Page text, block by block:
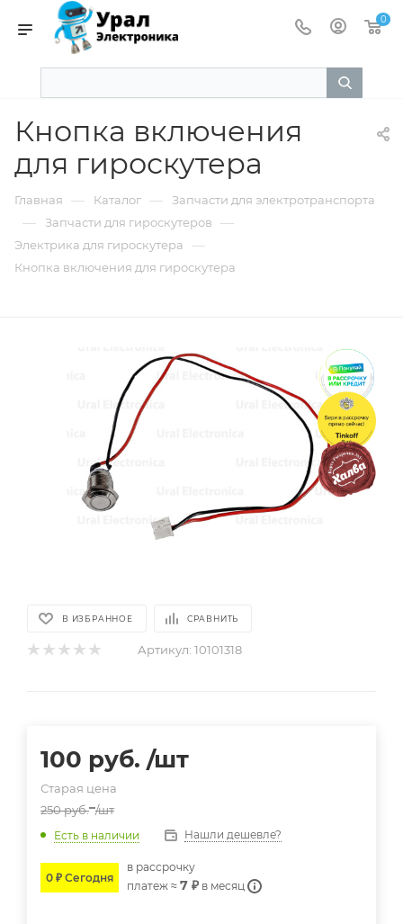
0
Кнопка включения
для гироскутера
Главная — Каталог — Запчасти для электротранспорта
— Запчасти для гироскутеров —
Электрика для гироскутера —
Кнопка включения для гироскутера
В ИЗБРАННОЕ СРАВНИТЬ
Артикул: 10101318
100 руб. /шт
Старая цена
250руб. /шт
Есть в наличии Нашли дешевле?
0 ₽ Сегодня
в расcрочку
платеж ≈ 7 ₽ в месяц